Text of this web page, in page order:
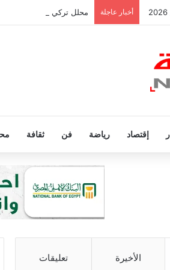
أخبار عاجلة محلل تركي عن محمد صلاح:
إقتصاد رياضة فن ثقافة
الأخيرة تعليقات